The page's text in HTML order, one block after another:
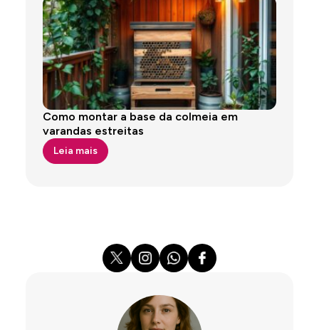
Como montar a base da colmeia em
varandas estreitas
Leia mais